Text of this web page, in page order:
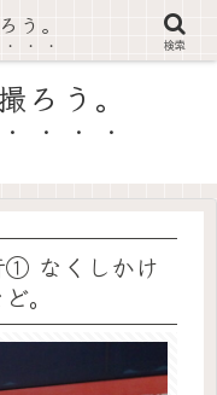
ろう。
① なくしかけ
。
う。
検索